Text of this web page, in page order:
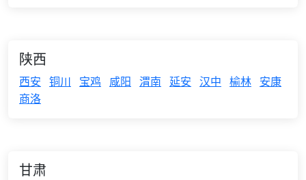
陕西
西安 铜川 宝鸡 咸阳 渭南 延安 汉中 榆林 安康
商洛
甘肃